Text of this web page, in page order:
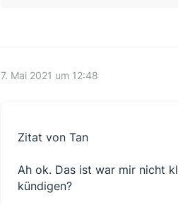
7. Mai 2021 um 12:48
Zitat von Tan
Ah ok. Das ist war mir nicht
kündigen?